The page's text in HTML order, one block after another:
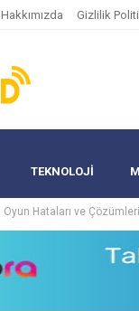
Hakkımızda Gizlilik
TEKNOLOJİ
Oyun Hataları ve Çözümleri